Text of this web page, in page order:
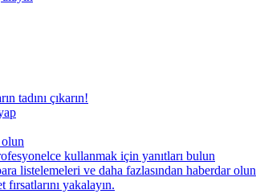
tadını çıkarın!
kullanmak için yanıtları bulun
listelemeleri ve daha fazlasından haberdar olun
yakalayın.